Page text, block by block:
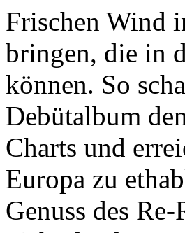
Frischen Wind
bringen, die in
können. So
Debütalbum
Charts und
Europa zu
Genuss des